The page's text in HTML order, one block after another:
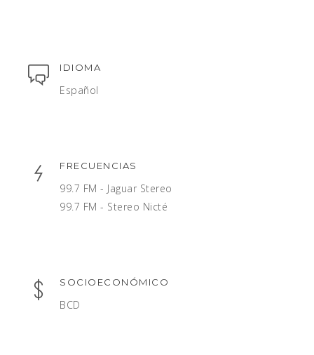
IDIOMA
Español
FRECUENCIAS
99.7 FM - Jaguar Stereo
99.7 FM - Stereo Nicté
SOCIOECONÓMICO
BCD